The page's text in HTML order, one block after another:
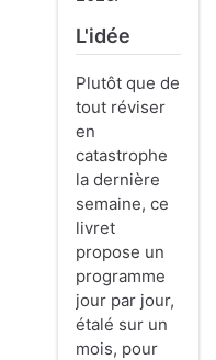
L'idée
Plutôt que de
tout réviser
en
catastrophe
la dernière
semaine, ce
livret
propose un
programme
jour par jour,
étalé sur un
mois, pour